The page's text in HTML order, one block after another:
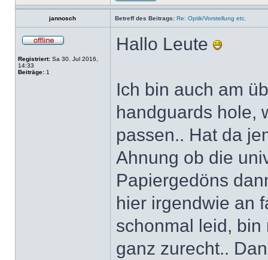
jannosch Betreff des Beitrags: Re: Optik/Vorstellung etc.
Registriert: Sa 30. Jul 2016,
14:33
Beiträge: 1
Hallo Leute
Ich bin auch am
handguards hole,
passen.. Hat da
Ahnung ob die
Papiergedöns
hier irgendwie an
schonmal leid,
ganz zurecht..